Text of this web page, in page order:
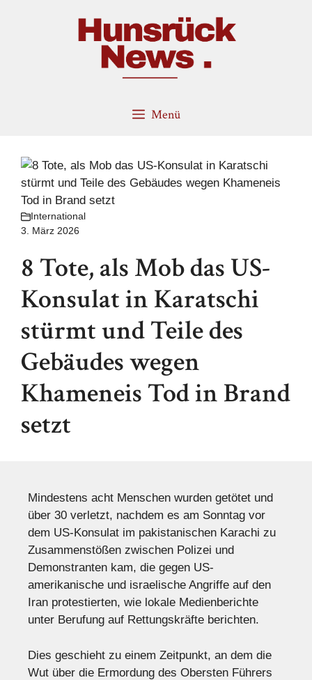
Menü
International
3. März 2026
8 Tote, als Mob das US-
Konsulat in Karatschi
stürmt und Teile des
Gebäudes wegen
Khameneis Tod in Brand
setzt
Mindestens acht Menschen wurden getötet und
über 30 verletzt, nachdem es am Sonntag vor
dem US-Konsulat im pakistanischen Karachi zu
Zusammenstößen zwischen Polizei und
Demonstranten kam, die gegen US-
amerikanische und israelische Angriffe auf den
Iran protestierten, wie lokale Medienberichte
unter Berufung auf Rettungskräfte berichten.
Dies geschieht zu einem Zeitpunkt, an dem die
Wut über die Ermordung des Obersten Führers